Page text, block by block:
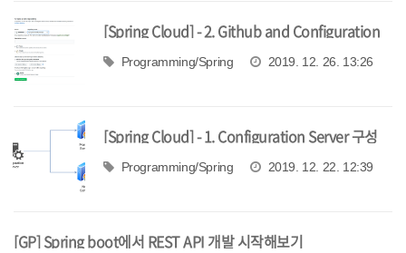
[Spring Cloud] - 2. Github and Configuration
ServerProgramming/Spring 2019. 12. 26. 13:26
[Spring Cloud] - 1. Configuration Server 구성
Programming/Spring 2019. 12. 22. 12:39
[GP] Spring boot에서 REST API 개발 시작해보기